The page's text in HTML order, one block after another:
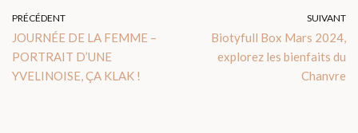
PRÉCÉDENT
JOURNÉE DE LA FEMME –
PORTRAIT D’UNE
YVELINOISE, ÇA KLAK !
SUIVANT
Biotyfull Box Mars 2024,
explorez les bienfaits du
Chanvre